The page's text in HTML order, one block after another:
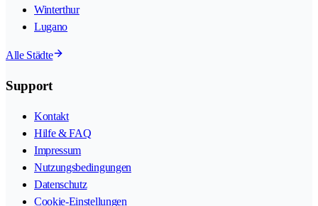
Winterthur
Lugano
Alle Städte
Support
Kontakt
Hilfe & FAQ
Impressum
Nutzungsbedingungen
Datenschutz
Cookie-Einstellungen